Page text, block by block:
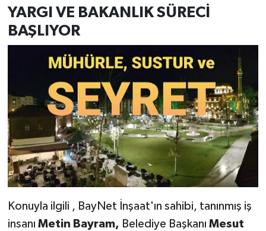
YARGI VE BAKANLIK SÜRECİ
BAŞLIYOR
Konuyla ilgili , BayNet İnşaat'ın sahibi, tanınmış iş
insanı Metin Bayram, Belediye Başkanı Mesut